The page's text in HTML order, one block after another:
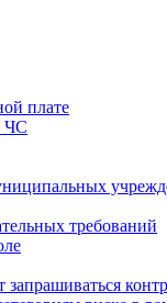
плате
ЧС
требований
запрашиваться